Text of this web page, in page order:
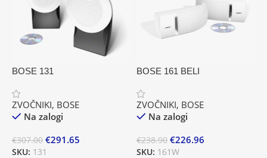
BOSE 131
ZVOČNIKI, BOSE
Na zalogi
€307.00 €291.65
SKU: 131
BOSE 161 BELI
ZVOČNIKI, BOSE
Na zalogi
€238.90 €226.96
SKU: 161W